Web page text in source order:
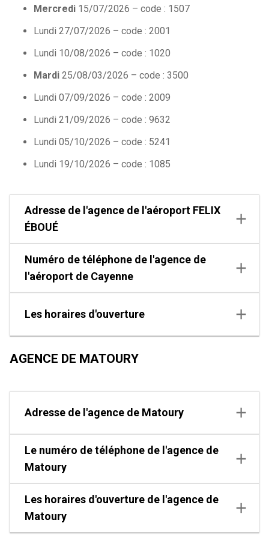
Mercredi 15/07/2026 – code : 1507
Lundi 27/07/2026 – code : 2001
Lundi 10/08/2026 – code : 1020
Mardi 25/08/03/2026 – code : 3500
Lundi 07/09/2026 – code : 2009
Lundi 21/09/2026 – code : 9632
Lundi 05/10/2026 – code : 5241
Lundi 19/10/2026 – code : 1085
Adresse de l'agence de l'aéroport FELIX
ÉBOUÉ
Numéro de téléphone de l'agence de
l'aéroport de Cayenne
Les horaires d'ouverture
AGENCE DE MATOURY
Adresse de l'agence de Matoury
Le numéro de téléphone de l'agence de
Matoury
Les horaires d'ouverture de l'agence de
Matoury